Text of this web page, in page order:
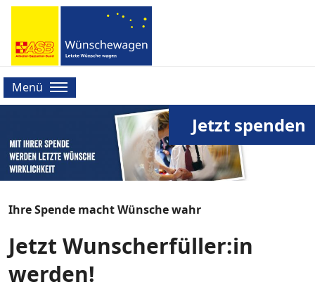
Menü
Jetzt spenden
Ihre Spende macht Wünsche wahr
Jetzt Wunscherfüller:in
werden!